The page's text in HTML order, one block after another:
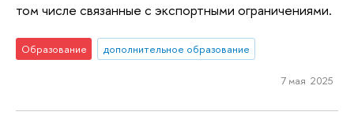
том числе связанные с экспортными ограничениями.
Образование дополнительное образование
7 мая 2025